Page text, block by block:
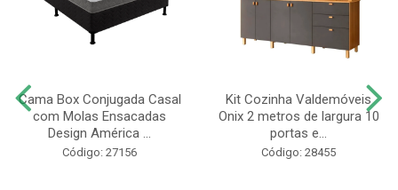
Cama Box Conjugada Casal
com Molas Ensacadas
Design América ...
Código: 27156
Kit Cozinha Valdemóveis
Onix 2 metros de largura 10
portas e...
Código: 28455